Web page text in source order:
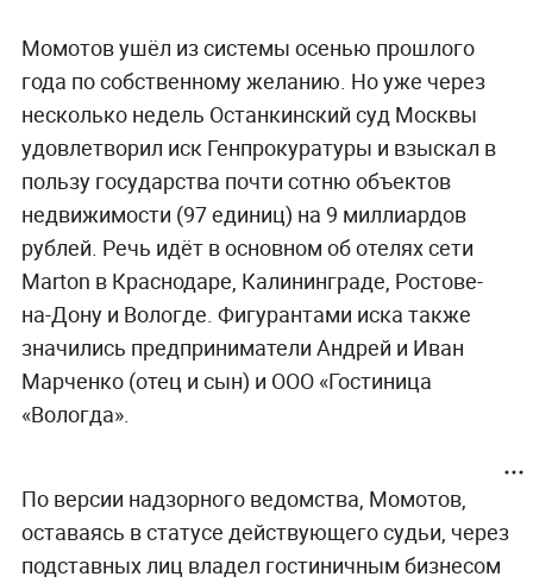
Момотов ушёл из системы осенью прошлого
года по собственному желанию. Но уже через
несколько недель Останкинский суд Москвы
удовлетворил иск Генпрокуратуры и взыскал в
пользу государства почти сотню объектов
недвижимости (97 единиц) на 9 миллиардов
рублей. Речь идёт в основном об отелях сети
Marton в Краснодаре, Калининграде, Ростове-
на-Дону и Вологде. Фигурантами иска также
значились предприниматели Андрей и Иван
Марченко (отец и сын) и ООО «Гостиница
«Вологда».
По версии надзорного ведомства, Момотов,
оставаясь в статусе действующего судьи, через
подставных лиц владел гостиничным бизнесом